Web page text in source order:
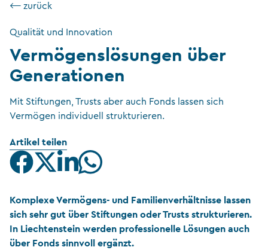
⟵ zurück
Qualität und Innovation
Vermögenslösungen über
Generationen
Mit Stiftungen, Trusts aber auch Fonds lassen sich
Vermögen individuell strukturieren.
Artikel teilen
Komplexe Vermögens- und Familienverhältnisse lassen
sich sehr gut über Stiftungen oder Trusts strukturieren.
In Liechtenstein werden professionelle Lösungen auch
über Fonds sinnvoll ergänzt.